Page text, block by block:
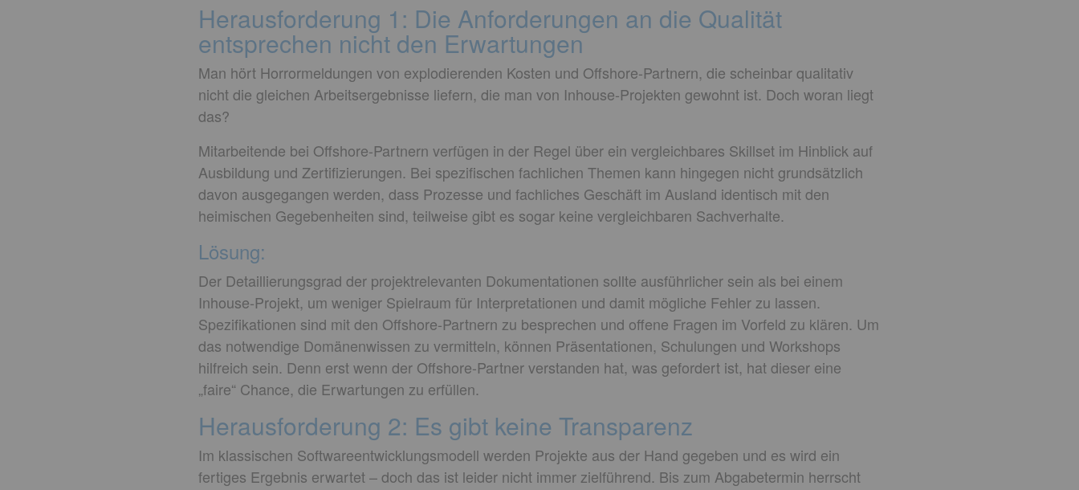
Herausforderung 1: Die Anforderungen an die Qualität
entsprechen nicht den Erwartungen
Man hört Horrormeldungen von explodierenden Kosten und Offshore-Partnern, die scheinbar qualitativ
nicht die gleichen Arbeitsergebnisse liefern, die man von Inhouse-Projekten gewohnt ist. Doch woran liegt
das?
Mitarbeitende bei Offshore-Partnern verfügen in der Regel über ein vergleichbares Skillset im Hinblick auf
Ausbildung und Zertifizierungen. Bei spezifischen fachlichen Themen kann hingegen nicht grundsätzlich
davon ausgegangen werden, dass Prozesse und fachliches Geschäft im Ausland identisch mit den
heimischen Gegebenheiten sind, teilweise gibt es sogar keine vergleichbaren Sachverhalte.
Lösung:
Der Detaillierungsgrad der projektrelevanten Dokumentationen sollte ausführlicher sein als bei einem
Inhouse-Projekt, um weniger Spielraum für Interpretationen und damit mögliche Fehler zu lassen.
Spezifikationen sind mit den Offshore-Partnern zu besprechen und offene Fragen im Vorfeld zu klären. Um
das notwendige Domänenwissen zu vermitteln, können Präsentationen, Schulungen und Workshops
hilfreich sein. Denn erst wenn der Offshore-Partner verstanden hat, was gefordert ist, hat dieser eine
„faire“ Chance, die Erwartungen zu erfüllen.
Herausforderung 2: Es gibt keine Transparenz
Im klassischen Softwareentwicklungsmodell werden Projekte aus der Hand gegeben und es wird ein
fertiges Ergebnis erwartet – doch das ist leider nicht immer zielführend. Bis zum Abgabetermin herrscht